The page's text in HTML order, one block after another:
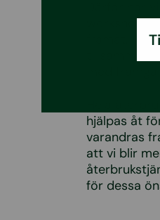
framåt.
hjälpas åt
varandras
att vi blir
för dessa